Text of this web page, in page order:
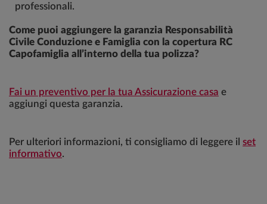
professionali.
Come puoi aggiungere la garanzia Responsabilità
Civile Conduzione e Famiglia con la copertura RC
Capofamiglia all’interno della tua polizza?
Fai un preventivo per la tua Assicurazione casa e
aggiungi questa garanzia.
Per ulteriori informazioni, ti consigliamo di leggere il set
informativo.